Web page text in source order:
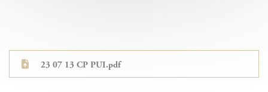
23 07 13 CP PUI.pdf